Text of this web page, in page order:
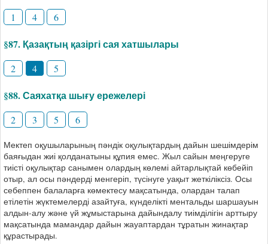
1 4 6
§87. Қазақтың қазіргі сая хатшылары
2 4 5
§88. Саяхатқа шығу ережелері
2 3 5 6
Мектеп оқушыларының пәндік оқулықтардың дайын шешімдерім
баяғыдан жиі қолданатыны құпия емес. Жыл сайын меңгеруге
тиісті оқулықтар санымен олардың көлемі айтарлықтай көбейіп
отыр, ал осы пәндерді менгеріп, түсінуге уақыт жеткіліксіз. Осы
себеппен балаларға көмектесу мақсатында, олардан талап
етілетін жүктемелерді азайтуға, күнделікті ментальды шаршауын
алдын-алу және үй жұмыстарына дайындалу тиімділігін арттыру
мақсатында мамандар дайын жауаптардан тұратын жинақтар
құрастырады.